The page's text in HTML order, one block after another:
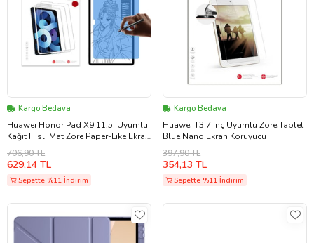
Kargo Bedava
Huawei Honor Pad X9 11.5' Uyumlu
Kağıt Hisli Mat Zore Paper-Like Ekran
Koruyucu (Renksiz)
706,90 TL
629,14 TL
Sepette %11 İndirim
Kargo Bedava
Huawei T3 7 inç Uyumlu Zore Tablet
Blue Nano Ekran Koruyucu
397,90 TL
354,13 TL
Sepette %11 İndirim